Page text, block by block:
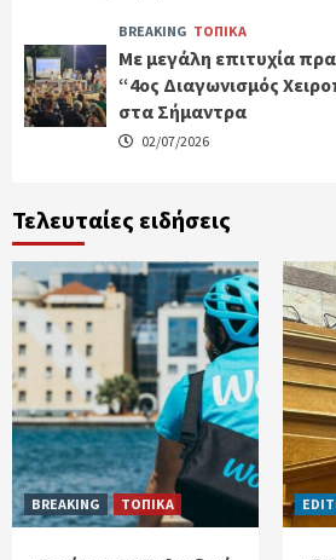
BREAKING ΤΟΠΙΚΑ
Με μεγάλη επιτυχία
“4ος Διαγωνισμός
στα Σήμαντρα
02/07/2026
Τελευταίες ειδήσεις
BREAKING ΤΟΠΙΚΑ